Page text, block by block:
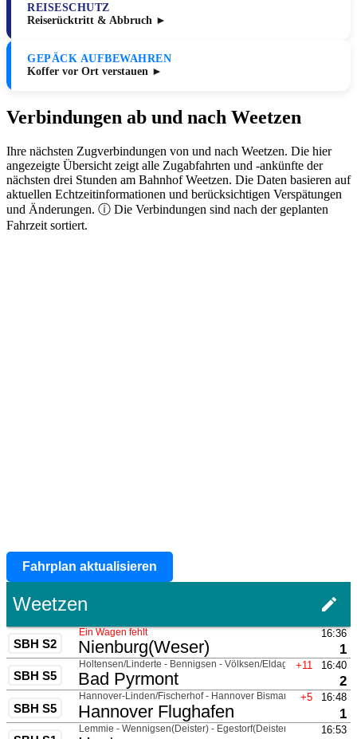
REISESCHUTZ
Reiserücktritt & Abbruch ►
GEPÄCK AUFBEWAHREN
Koffer vor Ort verstauen ►
Verbindungen ab und nach Weetzen
Ihre nächsten Zugverbindungen von und nach Weetzen. Die hier
angezeigte Übersicht zeigt alle Zugabfahrten und -ankünfte der
nächsten drei Stunden am Bahnhof Weetzen. Die Daten basieren auf
aktuellen Echtzeitinformationen und berücksichtigen Verspätungen
und Änderungen. ⓘ Die Verbindungen sind nach der geplanten
Fahrzeit sortiert.
Fahrplan aktualisieren